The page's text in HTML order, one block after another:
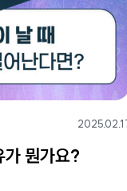
가 뭔가요?